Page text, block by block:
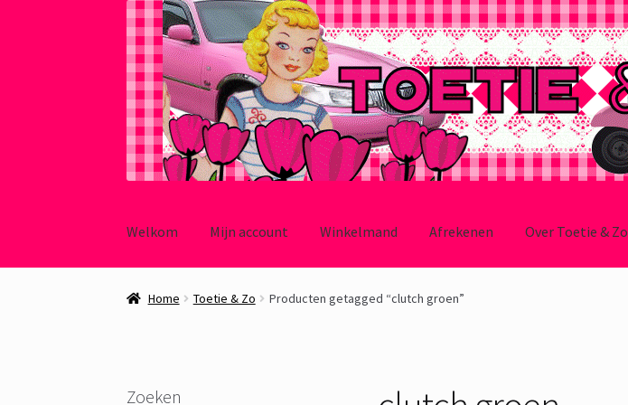
door
naar
Welkom Mijn account Winkelmand Afrekenen Over Toetie & Zo
Home Toetie & Zo Producten getagged “clutch groen”
Zoeken